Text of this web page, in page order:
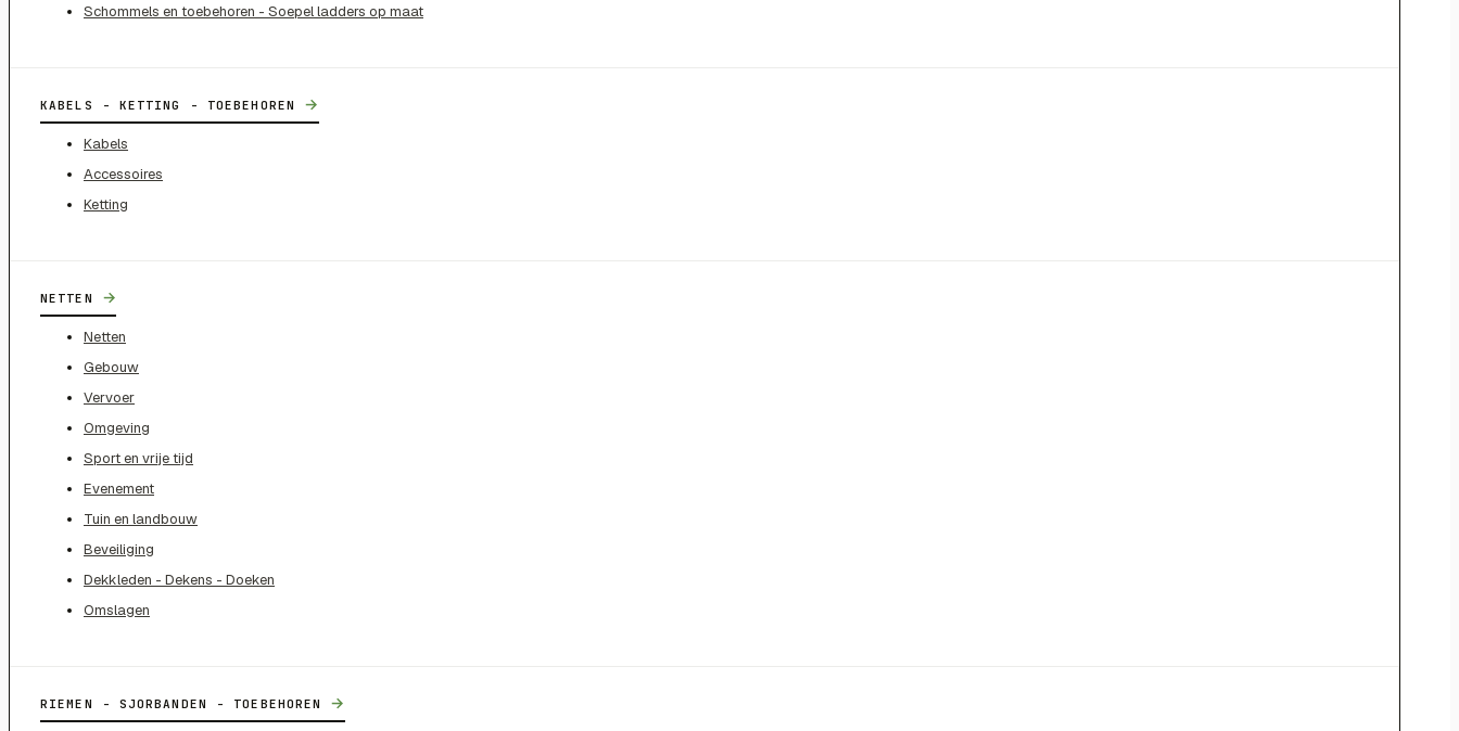
Schommels en toebehoren - Soepel ladders op maat
KABELS - KETTING - TOEBEHOREN →
Kabels
Accessoires
Ketting
NETTEN →
Netten
Gebouw
Vervoer
Omgeving
Sport en vrije tijd
Evenement
Tuin en landbouw
Beveiliging
Dekkleden - Dekens - Doeken
Omslagen
RIEMEN - SJORBANDEN - TOEBEHOREN →